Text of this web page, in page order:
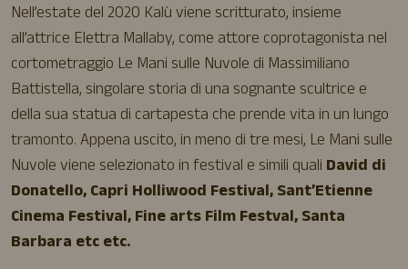
Nell’estate del 2020 Kalù viene scritturato, insieme
all’attrice Elettra Mallaby, come attore coprotagonista nel
cortometraggio Le Mani sulle Nuvole di Massimiliano
Battistella, singolare storia di una sognante scultrice e
della sua statua di cartapesta che prende vita in un lungo
tramonto. Appena uscito, in meno di tre mesi, Le Mani sulle
Nuvole viene selezionato in festival e simili quali David di
Donatello, Capri Holliwood Festival, Sant’Etienne
Cinema Festival, Fine arts Film Festval, Santa
Barbara etc etc.